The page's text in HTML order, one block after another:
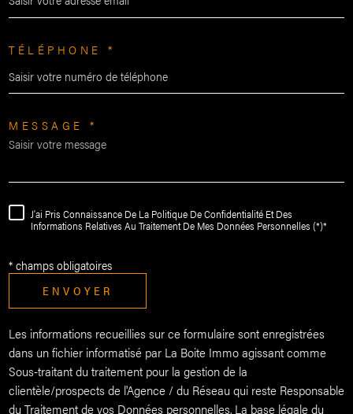
TÉLÉPHONE *
MESSAGE *
J'ai Pris Connaissance De La Politique De Confidentialité Et Des
Informations Relatives Au Traitement De Mes Données Personnelles (*)*
* champs obligatoires
ENVOYER
Les informations recueillies sur ce formulaire sont enregistrées
dans un fichier informatisé par La Boite Immo agissant comme
Sous-traitant du traitement pour la gestion de la
clientèle/prospects de l'Agence / du Réseau qui reste Responsable
du Traitement de vos Données personnelles. La base légale du